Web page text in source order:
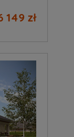
149 zł